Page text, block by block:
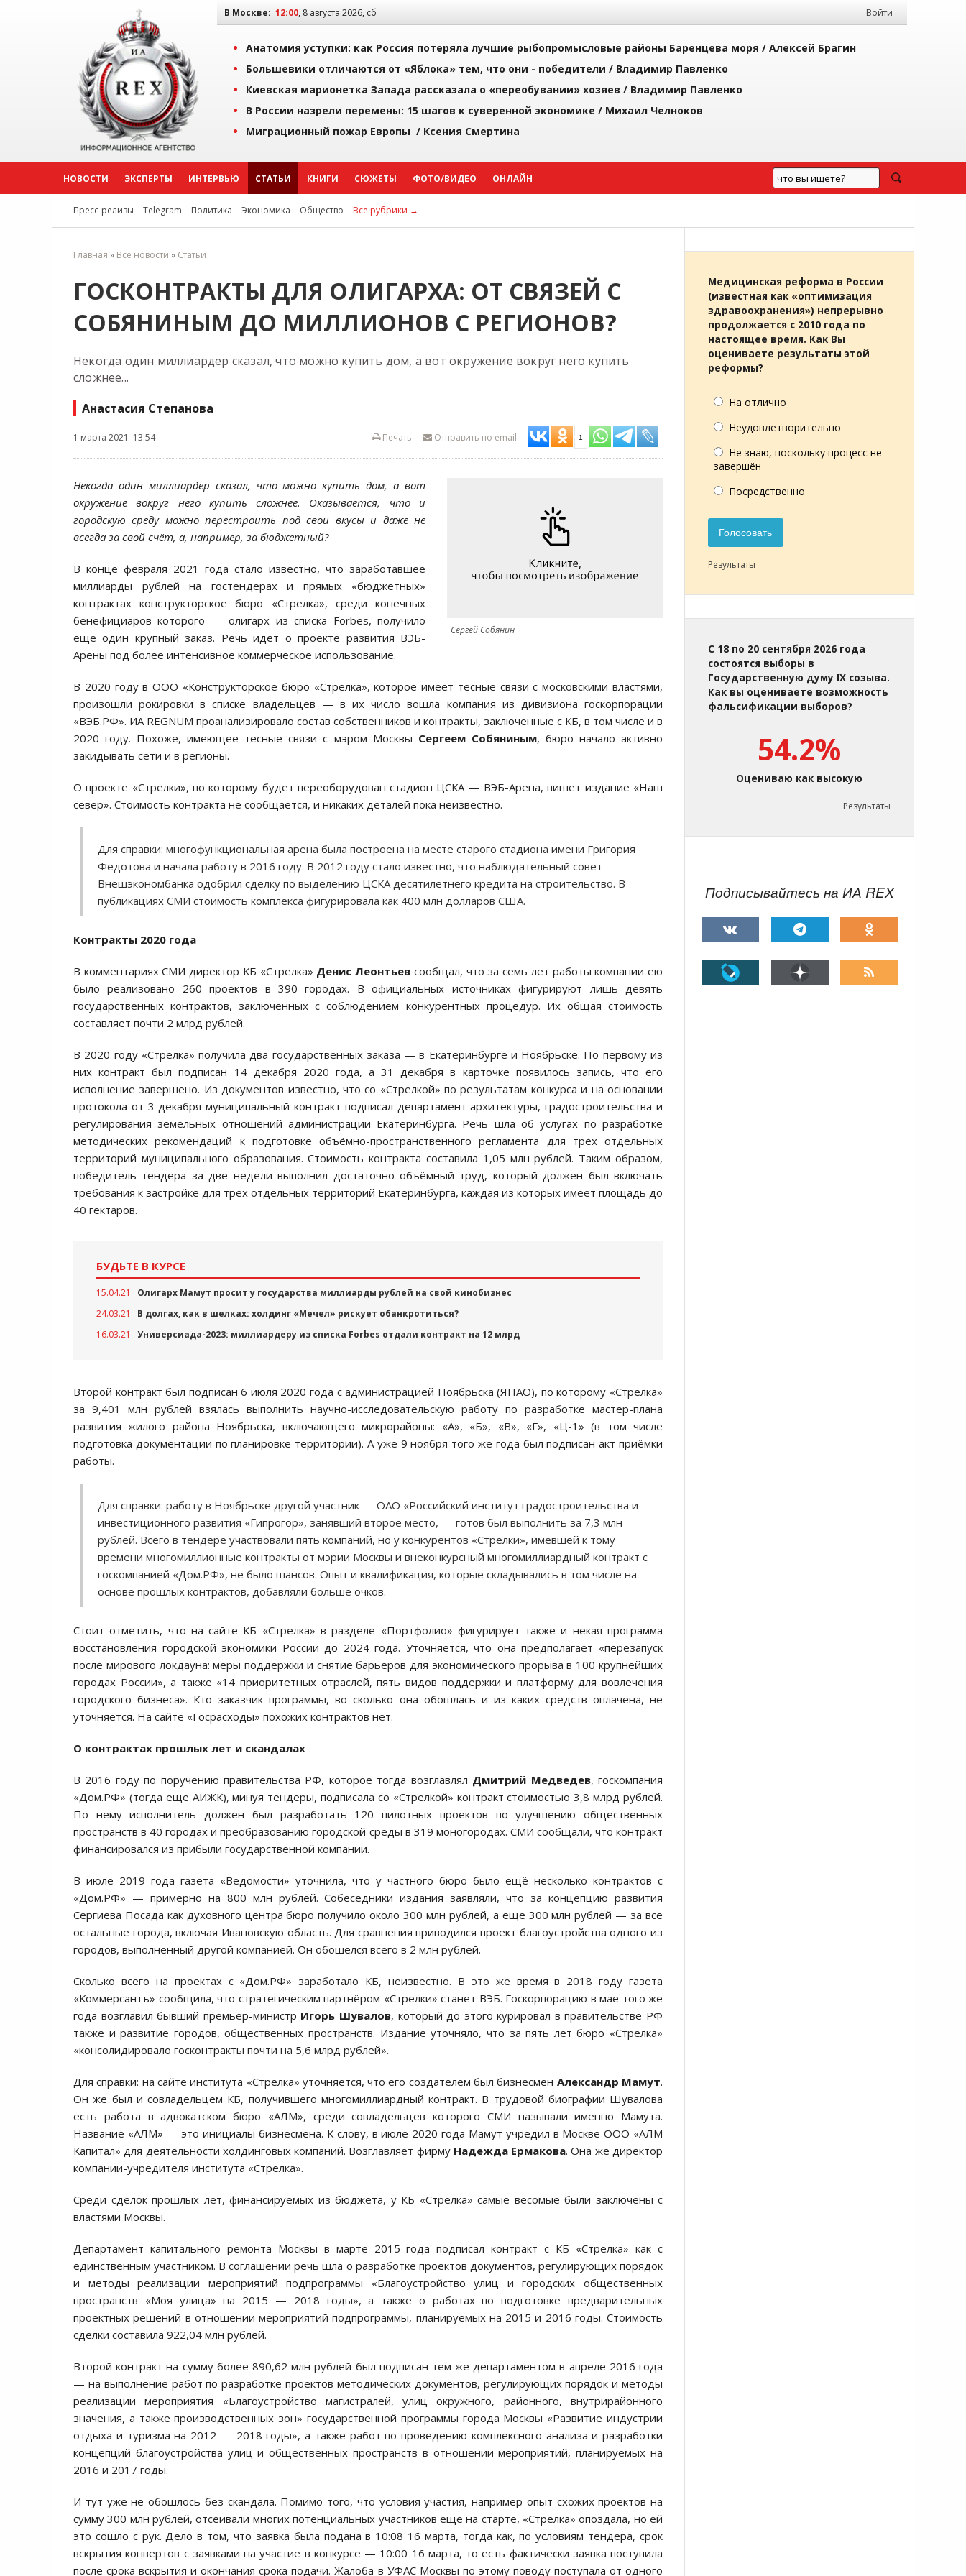
В Москве: 12:00, 8 августа 2026, сб Войти
Анатомия уступки: как Россия потеряла лучшие рыбопромысловые районы Баренцева моря / Алексей Брагин
Большевики отличаются от «Яблока» тем, что они - победители / Владимир Павленко
Киевская марионетка Запада рассказала о «переобувании» хозяев / Владимир Павленко
В России назрели перемены: 15 шагов к суверенной экономике / Михаил Челноков
Миграционный пожар Европы / Ксения Смертина
НОВОСТИ ЭКСПЕРТЫ ИНТЕРВЬЮ СТАТЬИ КНИГИ СЮЖЕТЫ ФОТО/ВИДЕО ОНЛАЙН
Пресс-релизы Telegram Политика Экономика Общество Все рубрики →
Главная » Все новости » Статьи
ГОСКОНТРАКТЫ ДЛЯ ОЛИГАРХА: ОТ СВЯЗЕЙ С
СОБЯНИНЫМ ДО МИЛЛИОНОВ С РЕГИОНОВ?
Некогда один миллиардер сказал, что можно купить дом, а вот окружение вокруг него купить
сложнее...
Анастасия Степанова
1 марта 2021 13:54 Отправить по email 1
Печать
Сергей Собянин
Некогда один миллиардер сказал, что можно купить дом, а вот
окружение вокруг него купить сложнее. Оказывается, что и
городскую среду можно перестроить под свои вкусы и даже не
всегда за свой счёт, а, например, за бюджетный?
В конце февраля 2021 года стало известно, что заработавшее
миллиарды рублей на гостендерах и прямых «бюджетных»
контрактах конструкторское бюро «Стрелка», среди конечных
бенефициаров которого — олигарх из списка Forbes, получило
ещё один крупный заказ. Речь идёт о проекте развития ВЭБ-
Арены под более интенсивное коммерческое использование.
В 2020 году в ООО «Конструкторское бюро «Стрелка», которое имеет тесные связи с московскими властями,
произошли рокировки в списке владельцев — в их число вошла компания из дивизиона госкорпорации
«ВЭБ.РФ». ИА REGNUM проанализировало состав собственников и контракты, заключенные с КБ, в том числе и в
2020 году. Похоже, имеющее тесные связи с мэром Москвы Сергеем Собяниным, бюро начало активно
закидывать сети и в регионы.
О проекте «Стрелки», по которому будет переоборудован стадион ЦСКА — ВЭБ-Арена, пишет издание «Наш
север». Стоимость контракта не сообщается, и никаких деталей пока неизвестно.
Для справки: многофункциональная арена была построена на месте старого стадиона имени Григория
Федотова и начала работу в 2016 году. В 2012 году стало известно, что наблюдательный совет
Внешэкономбанка одобрил сделку по выделению ЦСКА десятилетнего кредита на строительство. В
публикациях СМИ стоимость комплекса фигурировала как 400 млн долларов США.
Контракты 2020 года
В комментариях СМИ директор КБ «Стрелка» Денис Леонтьев сообщал, что за семь лет работы компании ею
было реализовано 260 проектов в 390 городах. В официальных источниках фигурируют лишь девять
государственных контрактов, заключенных с соблюдением конкурентных процедур. Их общая стоимость
составляет почти 2 млрд рублей.
В 2020 году «Стрелка» получила два государственных заказа — в Екатеринбурге и Ноябрьске. По первому из
них контракт был подписан 14 декабря 2020 года, а 31 декабря в карточке появилось запись, что его
исполнение завершено. Из документов известно, что со «Стрелкой» по результатам конкурса и на основании
протокола от 3 декабря муниципальный контракт подписал департамент архитектуры, градостроительства и
регулирования земельных отношений администрации Екатеринбурга. Речь шла об услугах по разработке
методических рекомендаций к подготовке объёмно-пространственного регламента для трёх отдельных
территорий муниципального образования. Стоимость контракта составила 1,05 млн рублей. Таким образом,
победитель тендера за две недели выполнил достаточно объёмный труд, который должен был включать
требования к застройке для трех отдельных территорий Екатеринбурга, каждая из которых имеет площадь до
40 гектаров.
БУДЬТЕ В КУРСЕ
15.04.21
Олигарх Мамут просит у государства миллиарды рублей на свой кинобизнес
24.03.21
В долгах, как в шелках: холдинг «Мечел» рискует обанкротиться?
16.03.21
Универсиада-2023: миллиардеру из списка Forbes отдали контракт на 12 млрд
Второй контракт был подписан 6 июля 2020 года с администрацией Ноябрьска (ЯНАО), по которому «Стрелка»
за 9,401 млн рублей взялась выполнить научно-исследовательскую работу по разработке мастер-плана
развития жилого района Ноябрьска, включающего микрорайоны: «А», «Б», «В», «Г», «Ц-1» (в том числе
подготовка документации по планировке территории). А уже 9 ноября того же года был подписан акт приёмки
работы.
Для справки: работу в Ноябрьске другой участник — ОАО «Российский институт градостроительства и
инвестиционного развития «Гипрогор», занявший второе место, — готов был выполнить за 7,3 млн
рублей. Всего в тендере участвовали пять компаний, но у конкурентов «Стрелки», имевшей к тому
времени многомиллионные контракты от мэрии Москвы и внеконкурсный многомиллиардный контракт с
госкомпанией «Дом.РФ», не было шансов. Опыт и квалификация, которые складывались в том числе на
основе прошлых контрактов, добавляли больше очков.
Стоит отметить, что на сайте КБ «Стрелка» в разделе «Портфолио» фигурирует также и некая программа
восстановления городской экономики России до 2024 года. Уточняется, что она предполагает «перезапуск
после мирового локдауна: меры поддержки и снятие барьеров для экономического прорыва в 100 крупнейших
городах России», а также «14 приоритетных отраслей, пять видов поддержки и платформу для вовлечения
городского бизнеса». Кто заказчик программы, во сколько она обошлась и из каких средств оплачена, не
уточняется. На сайте «Госрасходы» похожих контрактов нет.
О контрактах прошлых лет и скандалах
В 2016 году по поручению правительства РФ, которое тогда возглавлял Дмитрий Медведев, госкомпания
«Дом.РФ» (тогда еще АИЖК), минуя тендеры, подписала со «Стрелкой» контракт стоимостью 3,8 млрд рублей.
По нему исполнитель должен был разработать 120 пилотных проектов по улучшению общественных
пространств в 40 городах и преобразованию городской среды в 319 моногородах. СМИ сообщали, что контракт
финансировался из прибыли государственной компании.
В июле 2019 года газета «Ведомости» уточнила, что у частного бюро было ещё несколько контрактов с
«Дом.РФ» — примерно на 800 млн рублей. Собеседники издания заявляли, что за концепцию развития
Сергиева Посада как духовного центра бюро получило около 300 млн рублей, а еще 300 млн рублей — за все
остальные города, включая Ивановскую область. Для сравнения приводился проект благоустройства одного из
городов, выполненный другой компанией. Он обошелся всего в 2 млн рублей.
Сколько всего на проектах с «Дом.РФ» заработало КБ, неизвестно. В это же время в 2018 году газета
«Коммерсантъ» сообщила, что стратегическим партнёром «Стрелки» станет ВЭБ. Госкорпорацию в мае того же
года возглавил бывший премьер-министр Игорь Шувалов, который до этого курировал в правительстве РФ
также и развитие городов, общественных пространств. Издание уточняло, что за пять лет бюро «Стрелка»
«консолидировало госконтракты почти на 5,6 млрд рублей».
Для справки: на сайте института «Стрелка» уточняется, что его создателем был бизнесмен Александр Мамут.
Он же был и совладельцем КБ, получившего многомиллиардный контракт. В трудовой биографии Шувалова
есть работа в адвокатском бюро «АЛМ», среди совладельцев которого СМИ называли именно Мамута.
Название «АЛМ» — это инициалы бизнесмена. К слову, в июле 2020 года Мамут учредил в Москве ООО «АЛМ
Капитал» для деятельности холдинговых компаний. Возглавляет фирму Надежда Ермакова. Она же директор
компании-учредителя института «Стрелка».
Среди сделок прошлых лет, финансируемых из бюджета, у КБ «Стрелка» самые весомые были заключены с
властями Москвы.
Департамент капитального ремонта Москвы в марте 2015 года подписал контракт с КБ «Стрелка» как с
единственным участником. В соглашении речь шла о разработке проектов документов, регулирующих порядок
и методы реализации мероприятий подпрограммы «Благоустройство улиц и городских общественных
пространств «Моя улица» на 2015 — 2018 годы», а также о работах по подготовке предварительных
проектных решений в отношении мероприятий подпрограммы, планируемых на 2015 и 2016 годы. Стоимость
сделки составила 922,04 млн рублей.
Второй контракт на сумму более 890,62 млн рублей был подписан тем же департаментом в апреле 2016 года
— на выполнение работ по разработке проектов методических документов, регулирующих порядок и методы
реализации мероприятия «Благоустройство магистралей, улиц окружного, районного, внутрирайонного
значения, а также производственных зон» государственной программы города Москвы «Развитие индустрии
отдыха и туризма на 2012 — 2018 годы», а также работ по проведению комплексного анализа и разработки
концепций благоустройства улиц и общественных пространств в отношении мероприятий, планируемых на
2016 и 2017 годы.
И тут уже не обошлось без скандала. Помимо того, что условия участия, например опыт схожих проектов на
сумму 300 млн рублей, отсеивали многих потенциальных участников ещё на старте, «Стрелка» опоздала, но ей
это сошло с рук. Дело в том, что заявка была подана в 10:08 16 марта, тогда как, по условиям тендера, срок
вскрытия конвертов с заявками на участие в конкурсе — 10:00 16 марта, то есть фактически заявка поступила
после срока вскрытия и окончания срока подачи. Жалоба в УФАС Москвы по этому поводу поступала от одного
Медицинская реформа в России
(известная как «оптимизация
здравоохранения») непрерывно
продолжается с 2010 года по
настоящее время. Как Вы
оцениваете результаты этой
реформы?
На отлично
Неудовлетворительно
Не знаю, поскольку процесс не
завершён
Посредственно
Голосовать
Результаты
С 18 по 20 сентября 2026 года
состоятся выборы в
Государственную думу IX созыва.
Как вы оцениваете возможность
фальсификации выборов?
54.2%
Оцениваю как высокую
Результаты
Подписывайтесь на ИА REX